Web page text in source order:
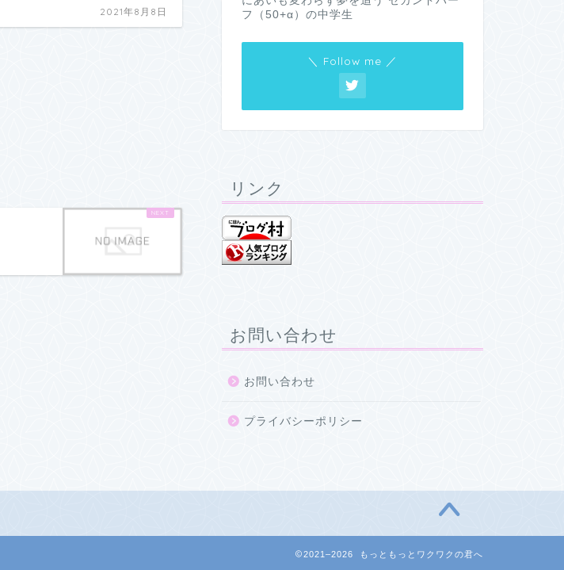
2021年8月8日
フ（50+α）の中学生
＼ Follow me ／
リンク
お問い合わせ
お問い合わせ
プライバシーポリシー
2021–2026 もっともっとワクワクの君へ